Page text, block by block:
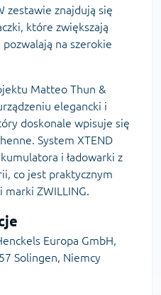
zestawie znajdują się
które zwiększają
na szerokie
Matteo Thun &
elegancki i
doskonale wpisuje się
System XTEND
i ładowarki z
co jest praktycznym
ZWILLING.
Europa GmbH,
Solingen, Niemcy